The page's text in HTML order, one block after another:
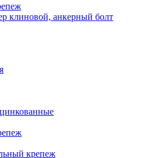
клиновой, анкерный болт
крепеж